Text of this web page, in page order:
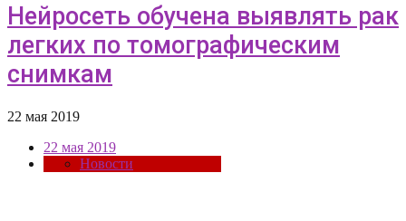
Нейросеть обучена выявлять рак
легких по томографическим
снимкам
22 мая 2019
22 мая 2019
Новости